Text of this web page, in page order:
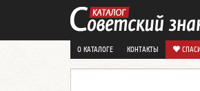
О КАТАЛОГЕ КОНТАКТЫ